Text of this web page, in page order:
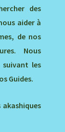
des
aider à
de nos
Nous
les
Guides.